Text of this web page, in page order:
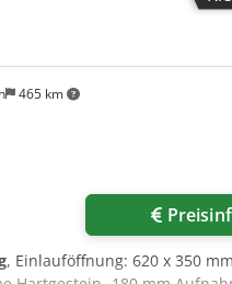
465 km
, Einlauföffnung: 620 x 350